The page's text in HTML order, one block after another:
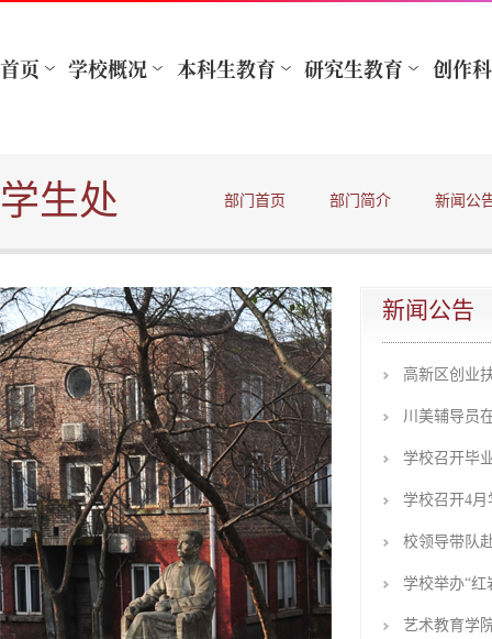
学生处 部门首页 部门简介 新闻公
新闻公告
高新区创业
川美辅导员
学校召开毕
学校召开4
校领导带队
学校举办“
艺术教育学